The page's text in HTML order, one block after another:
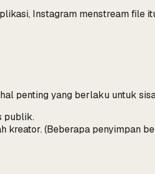
Instagram menstream file
penting yang berlaku untuk
publik.
kreator. (Beberapa penyimpan